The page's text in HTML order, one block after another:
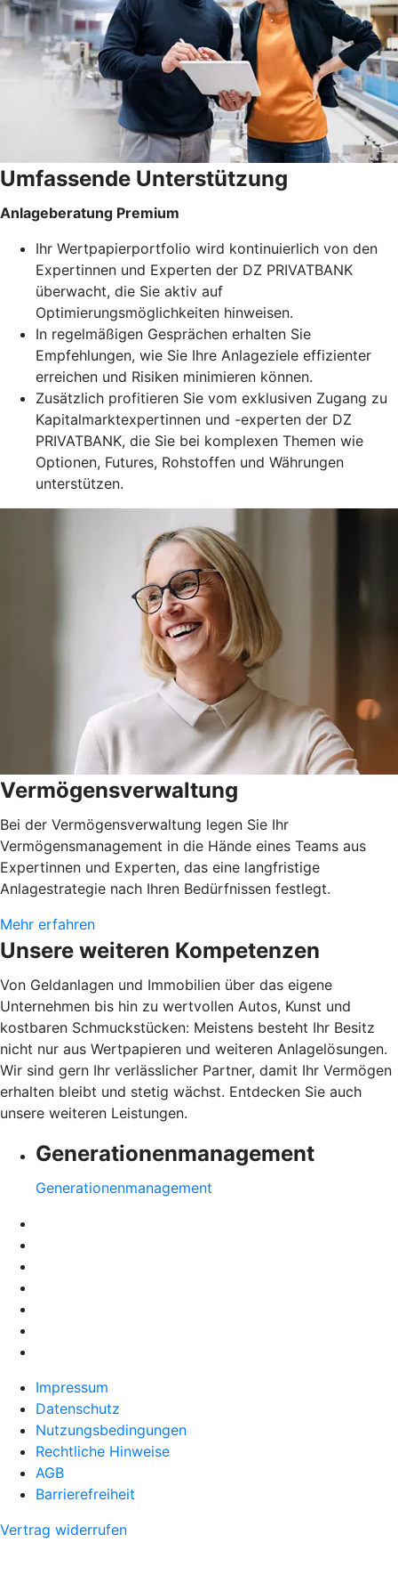
Umfassende Unterstützung
Anlageberatung Premium
Ihr Wertpapierportfolio wird kontinuierlich von den
Expertinnen und Experten der DZ PRIVATBANK
überwacht, die Sie aktiv auf
Optimierungsmöglichkeiten hinweisen.
In regelmäßigen Gesprächen erhalten Sie
Empfehlungen, wie Sie Ihre Anlageziele effizienter
erreichen und Risiken minimieren können.
Zusätzlich profitieren Sie vom exklusiven Zugang zu
Kapitalmarktexpertinnen und -experten der DZ
PRIVATBANK, die Sie bei komplexen Themen wie
Optionen, Futures, Rohstoffen und Währungen
unterstützen.
Vermögensverwaltung
Bei der Vermögensverwaltung legen Sie Ihr
Vermögensmanagement in die Hände eines Teams aus
Expertinnen und Experten, das eine langfristige
Anlagestrategie nach Ihren Bedürfnissen festlegt.
Mehr erfahren
Unsere weiteren Kompetenzen
Von Geldanlagen und Immobilien über das eigene
Unternehmen bis hin zu wertvollen Autos, Kunst und
kostbaren Schmuckstücken: Meistens besteht Ihr Besitz
nicht nur aus Wertpapieren und weiteren Anlagelösungen.
Wir sind gern Ihr verlässlicher Partner, damit Ihr Vermögen
erhalten bleibt und stetig wächst. Entdecken Sie auch
unsere weiteren Leistungen.
Generationenmanagement
Generationenmanagement
Impressum
Datenschutz
Nutzungsbedingungen
Rechtliche Hinweise
AGB
Barrierefreiheit
Vertrag widerrufen